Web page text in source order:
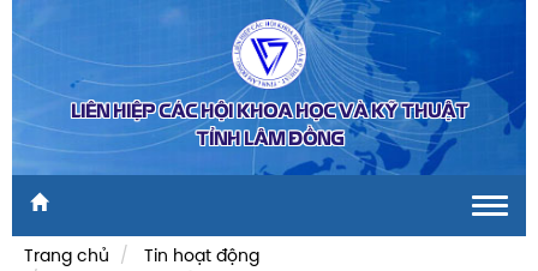
LIÊN HIỆP CÁC HỘI KHOA HỌC VÀ KỸ THUẬT
TỈNH LÂM ĐỒNG
Trang chủ
Tin hoạt động